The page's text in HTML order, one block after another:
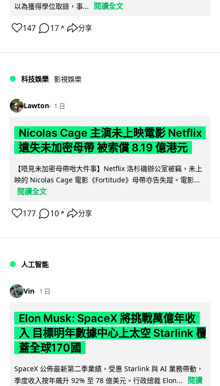
以為獲得學位取錄，事...
閱讀全文
147 17 ↗ 分享
科技娛樂 影視娛樂
Lawton 1 日
Nicolas Cage 主演未上映電影 Netflix
遺失未加密母帶 被索償 8.19 億港元
【唔見未加密母帶咁大件事】Netflix 洛杉磯辦公室被竊，未上
映的 Nicolas Cage 電影《Fortitude》母帶亦告失蹤。電影...
閱讀全文
177 10 ↗ 分享
人工智能
Vin 1 日
Elon Musk: SpaceX 將挑戰萬億年收
入 目標明年數據中心上太空 Starlink 覆
蓋全球170國
SpaceX 公佈最新第二季業績，受惠 Starlink 與 AI 業務帶動，
季度收入按年飆升 92% 至 78 億美元。行政總裁 Elon...
閱讀